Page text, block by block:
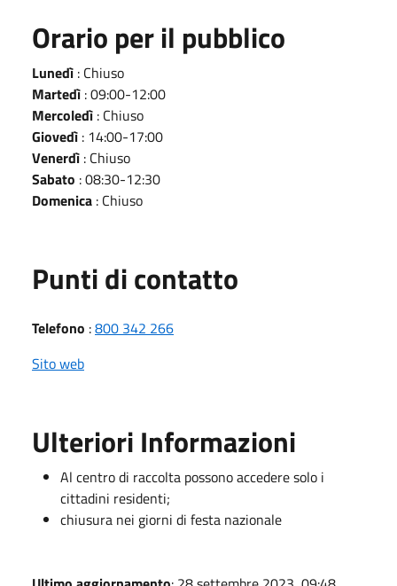
Orario per il pubblico
Lunedì : Chiuso
Martedì : 09:00-12:00
Mercoledì : Chiuso
Giovedì : 14:00-17:00
Venerdì : Chiuso
Sabato : 08:30-12:30
Domenica : Chiuso
Punti di contatto
Telefono :800 342 266
Sito web
Ulteriori Informazioni
Al centro di raccolta possono accedere solo i
cittadini residenti;
chiusura nei giorni di festa nazionale